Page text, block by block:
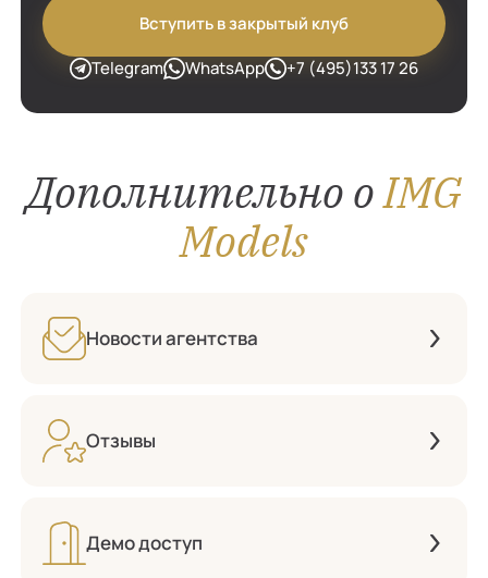
Вступить в закрытый клуб
Telegram
WhatsApp +7 (495)133 17 26
Дополнительно оIMG
Models
Новости агентства
Отзывы
Демо доступ